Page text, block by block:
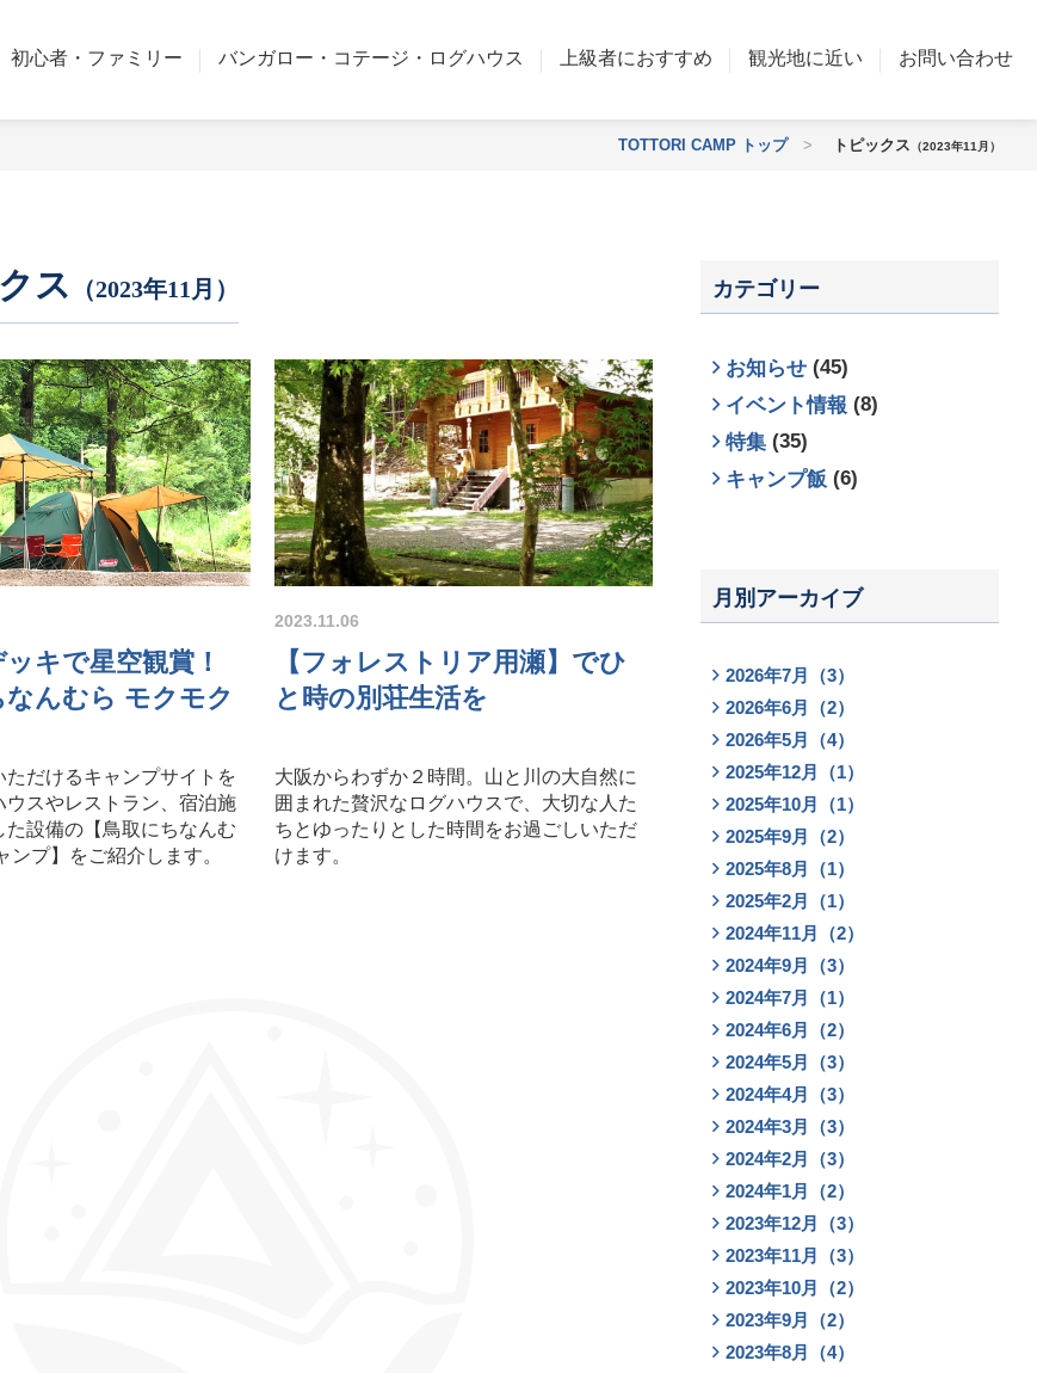
初心者・ ファミリー バンガロー・コテージ・ログハウス 上級者におすすめ 観光地に近い お問い合わせ
TOTTORI CAMP トップ> トピックス （2023年11月）
ス （2023年11月）
キで星空観賞！
なんむら モクモク
ただけるキャンプサイトを
ウスやレストラン、宿泊施
た設備の【鳥取にちなんむ
ンプ】をご紹介します。
2023.11.06
【フォレストリア用瀬】でひ
と時の別荘生活を
大阪からわずか２時間。山と川の大自然に
囲まれた贅沢なログハウスで、大切な人た
ちとゆったりとした時間をお過ごしいただ
けます。
カテゴリー
お知らせ (45)
イベント情報 (8)
特集 (35)
キャンプ飯 (6)
月別アーカイブ
2026年7月（3）
2026年6月（2）
2026年5月（4）
2025年12月（1）
2025年10月（1）
2025年9月（2）
2025年8月（1）
2025年2月（1）
2024年11月（2）
2024年9月（3）
2024年7月（1）
2024年6月（2）
2024年5月（3）
2024年4月（3）
2024年3月（3）
2024年2月（3）
2024年1月（2）
2023年12月（3）
2023年11月（3）
2023年10月（2）
2023年9月（2）
2023年8月（4）